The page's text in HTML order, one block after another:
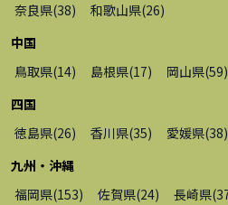
奈良県(38) 和歌山県(26)
中国
鳥取県(14) 島根県(17) 岡山県(59)
四国
徳島県(26) 香川県(35) 愛媛県(38)
九州・沖縄
福岡県(153) 佐賀県(24) 長崎県(